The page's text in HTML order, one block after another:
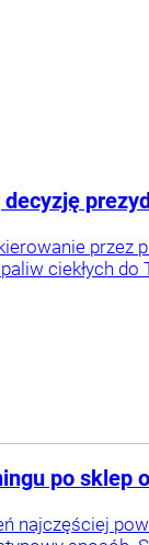
ciekłych
po sklep
najczęściej